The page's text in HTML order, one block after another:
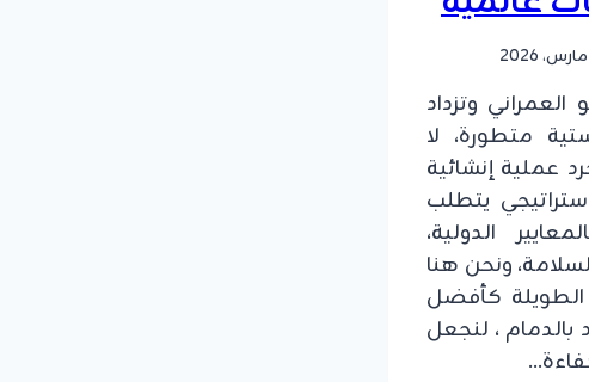
وتزداد
متطورة، لا
عملية إنشائية
يتطلب
الدولية،
ونحن هنا
الطويلة كأفضل
، لنجعل